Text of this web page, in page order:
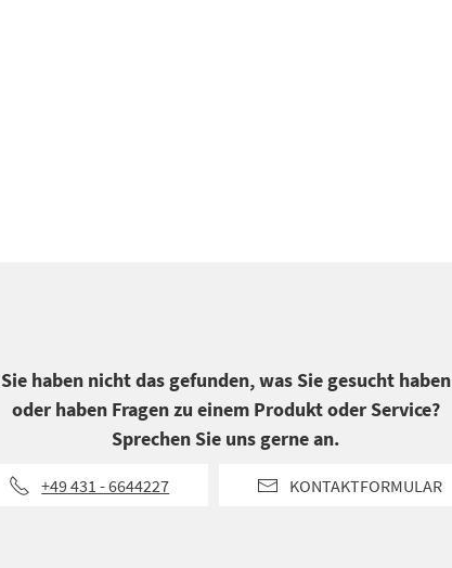
Sie haben nicht das gefunden, was Sie gesucht haben
oder haben Fragen zu einem Produkt oder Service?
Sprechen Sie uns gerne an.
+49 431 - 6644227 KONTAKTFORMULAR